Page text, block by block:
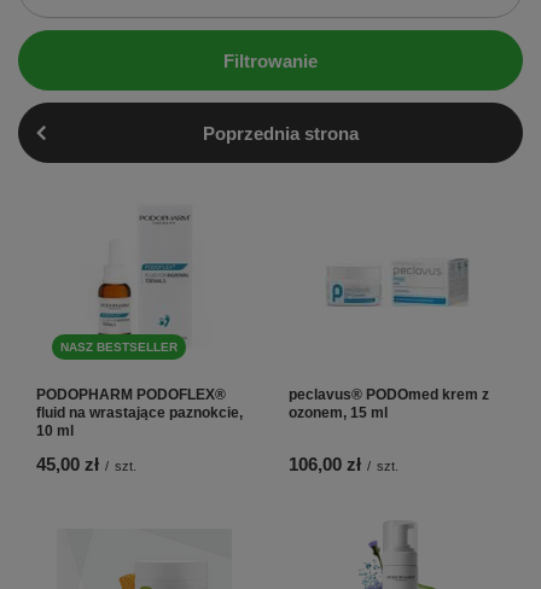
Filtrowanie
Poprzednia strona
NASZ BESTSELLER
PODOPHARM PODOFLEX®
fluid na wrastające paznokcie,
10 ml
45,00 zł / szt.
peclavus® PODOmed krem z
ozonem, 15 ml
106,00 zł / szt.